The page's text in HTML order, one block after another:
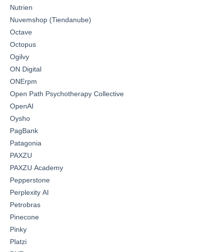
Nutrien
Nuvemshop (Tiendanube)
Octave
Octopus
Ogilvy
ON Digital
ONErpm
Open Path Psychotherapy Collective
OpenAI
Oysho
PagBank
Patagonia
PAXZU
PAXZU Academy
Pepperstone
Perplexity AI
Petrobras
Pinecone
Pinky
Platzi